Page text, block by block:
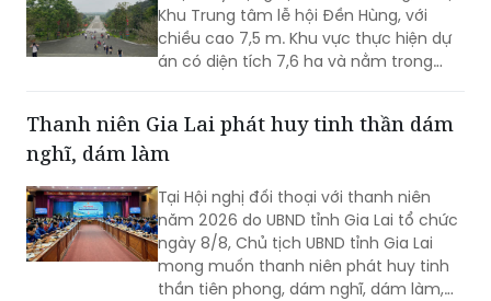
Khu Trung tâm lễ hội Đền Hùng, với
chiều cao 7,5 m. Khu vực thực hiện dự
án có diện tích 7,6 ha và nằm trong
Thanh niên Gia Lai phát huy tinh thần dám
nghĩ, dám làm
Tại Hội nghị đối thoại với thanh niên
năm 2026 do UBND tỉnh Gia Lai tổ chức
ngày 8/8, Chủ tịch UBND tỉnh Gia Lai
mong muốn thanh niên phát huy tinh
thần tiên phong, dám nghĩ, dám làm,